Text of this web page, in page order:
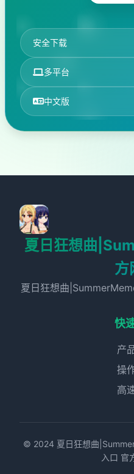
安全下载
多平台
中文版
夏日狂想曲
方
夏日狂想曲
快
产
操
高
© 2024 夏日狂想曲
入口 官